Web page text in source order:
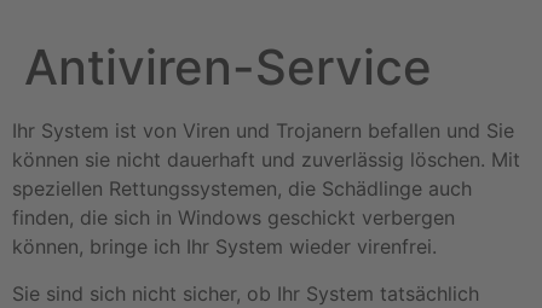
Antiviren-Service
Ihr System ist von Viren und Trojanern befallen und Sie
können sie nicht dauerhaft und zuverlässig löschen. Mit
speziellen Rettungssystemen, die Schädlinge auch
finden, die sich in Windows geschickt verbergen
können, bringe ich Ihr System wieder virenfrei.
Sie sind sich nicht sicher, ob Ihr System tatsächlich